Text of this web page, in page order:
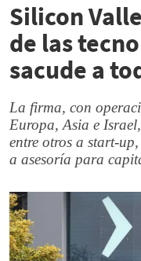
Silicon
de las
sacude a
La firma, con
Europa, Asia e
entre otros a start-
a asesoría para